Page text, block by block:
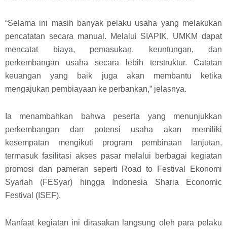
“Selama ini masih banyak pelaku usaha yang melakukan
pencatatan secara manual. Melalui SIAPIK, UMKM dapat
mencatat biaya, pemasukan, keuntungan, dan
perkembangan usaha secara lebih terstruktur. Catatan
keuangan yang baik juga akan membantu ketika
mengajukan pembiayaan ke perbankan,” jelasnya.
Ia menambahkan bahwa peserta yang menunjukkan
perkembangan dan potensi usaha akan memiliki
kesempatan mengikuti program pembinaan lanjutan,
termasuk fasilitasi akses pasar melalui berbagai kegiatan
promosi dan pameran seperti Road to Festival Ekonomi
Syariah (FESyar) hingga Indonesia Sharia Economic
Festival (ISEF).
Manfaat kegiatan ini dirasakan langsung oleh para pelaku